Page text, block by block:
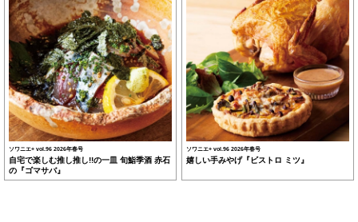
ソワニエ+ vol.96 2026年春号
自宅で楽しむ推し推し!!の一皿 旬鮨季酒 赤石
の『ゴマサバ』
ソワニエ+ vol.96 2026年春号
嬉しい手みやげ『ビストロ ミツ』